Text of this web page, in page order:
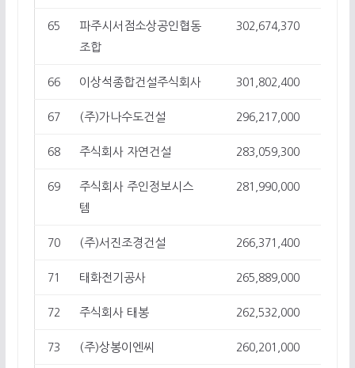
65
파주시서점소상공인협동
조합
302,674,370
66 이상석종합건설주식회사 301,802,400
67 (주)가나수도건설 296,217,000
68 주식회사 자연건설 283,059,300
69
주식회사 주인정보시스
템
281,990,000
70 (주)서진조경건설 266,371,400
71 태화전기공사 265,889,000
72 주식회사 태봉 262,532,000
73 (주)상봉이엔씨 260,201,000